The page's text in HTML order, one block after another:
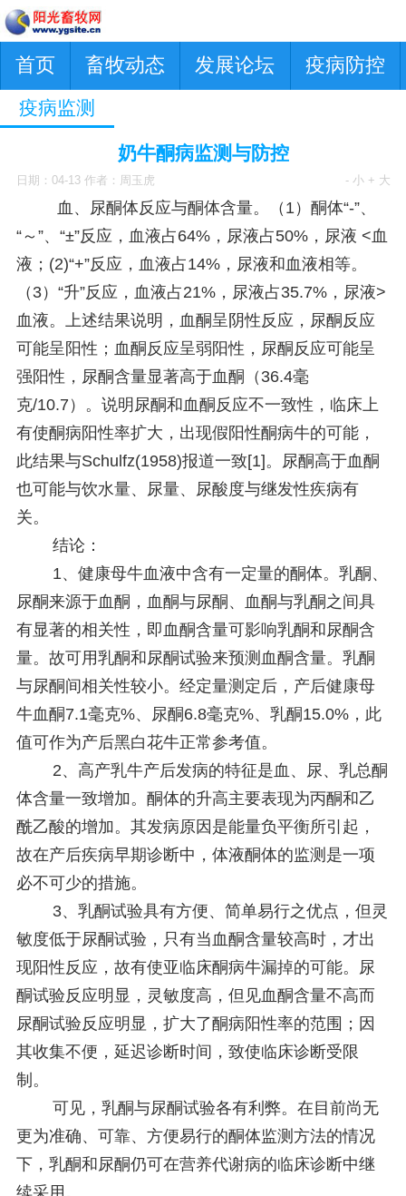
首页 畜牧动态 发展论坛 疫病防控
疫病监测
奶牛酮病监测与防控
日期：04-13 作者：周玉虎 - 小 + 大
血、尿酮体反应与酮体含量。（1）酮体“-”、
“～”、“±”反应，血液占64%，尿液占50%，尿液 <血
液；(2)“+”反应，血液占14%，尿液和血液相等。
（3）“升”反应，血液占21%，尿液占35.7%，尿液>
血液。上述结果说明，血酮呈阴性反应，尿酮反应
可能呈阳性；血酮反应呈弱阳性，尿酮反应可能呈
强阳性，尿酮含量显著高于血酮（36.4毫
克/10.7）。说明尿酮和血酮反应不一致性，临床上
有使酮病阳性率扩大，出现假阳性酮病牛的可能，
此结果与Schulfz(1958)报道一致[1]。尿酮高于血酮
也可能与饮水量、尿量、尿酸度与继发性疾病有
关。
结论：
1、健康母牛血液中含有一定量的酮体。乳酮、
尿酮来源于血酮，血酮与尿酮、血酮与乳酮之间具
有显著的相关性，即血酮含量可影响乳酮和尿酮含
量。故可用乳酮和尿酮试验来预测血酮含量。乳酮
与尿酮间相关性较小。经定量测定后，产后健康母
牛血酮7.1毫克%、尿酮6.8毫克%、乳酮15.0%，此
值可作为产后黑白花牛正常参考值。
2、高产乳牛产后发病的特征是血、尿、乳总酮
体含量一致增加。酮体的升高主要表现为丙酮和乙
酰乙酸的增加。其发病原因是能量负平衡所引起，
故在产后疾病早期诊断中，体液酮体的监测是一项
必不可少的措施。
3、乳酮试验具有方便、简单易行之优点，但灵
敏度低于尿酮试验，只有当血酮含量较高时，才出
现阳性反应，故有使亚临床酮病牛漏掉的可能。尿
酮试验反应明显，灵敏度高，但见血酮含量不高而
尿酮试验反应明显，扩大了酮病阳性率的范围；因
其收集不便，延迟诊断时间，致使临床诊断受限
制。
可见，乳酮与尿酮试验各有利弊。在目前尚无
更为准确、可靠、方便易行的酮体监测方法的情况
下，乳酮和尿酮仍可在营养代谢病的临床诊断中继